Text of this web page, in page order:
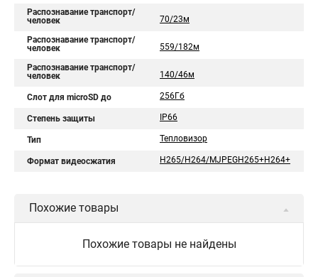
Распознавание транспорт/
человек
70/23м
Распознавание транспорт/
человек
559/182м
Распознавание транспорт/
человек
140/46м
Слот для microSD до 256Гб
Степень защиты IP66
Тип Тепловизор
Формат видеосжатия H265/H264/MJPEGH265+H264+
Похожие товары
Похожие товары не найдены